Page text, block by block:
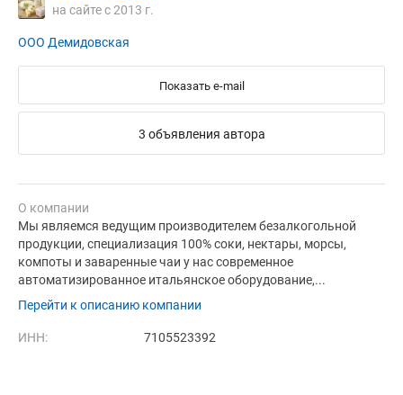
на сайте с 2013 г.
ООО Демидовская
Показать e-mail
3 объявления автора
О компании
Мы являемся ведущим производителем безалкогольной
продукции, специализация 100% соки, нектары, морсы,
компоты и заваренные чаи у нас современное
автоматизированное итальянское оборудование,...
Перейти к описанию компании
ИНН: 7105523392